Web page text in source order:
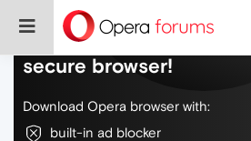
Do more on the web,
secure browser!
Download Opera browser with:
built-in ad blocker